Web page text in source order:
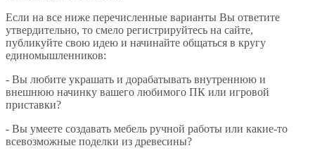
Если на все ниже перечисленные варианты Вы ответите
утвердительно, то смело регистрируйтесь на сайте,
публикуйте свою идею и начинайте общаться в кругу
единомышленников:
- Вы любите украшать и дорабатывать внутреннюю и
внешнюю начинку вашего любимого ПК или игровой
приставки?
- Вы умеете создавать мебель ручной работы или какие-то
всевозможные поделки из древесины?